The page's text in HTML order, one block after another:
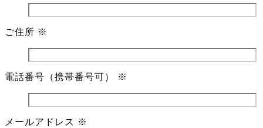
ご住所 ※
電話番号（携帯番号可） ※
メールアドレス ※